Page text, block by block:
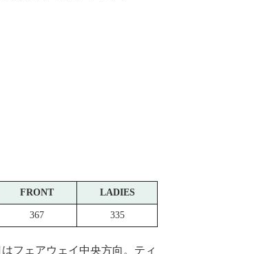
FRONT LADIES
367 335
フェアウェイ中央方向。ティ